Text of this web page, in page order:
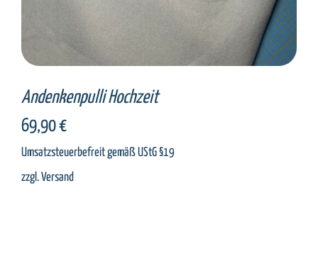
Andenkenpulli Hochzeit
69,90€
Umsatzsteuerbefreit gemäß UStG §19
zzgl.Versand